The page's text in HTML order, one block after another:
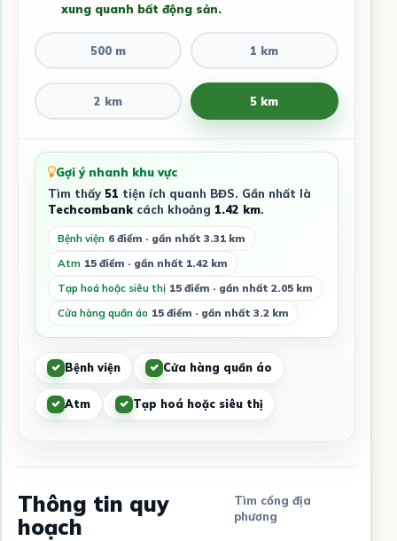
xung quanh bất động sản.
500 m 1 km
2 km 5 km
Gợi ý nhanh khu vực
Tìm thấy 51 tiện ích quanh BĐS. Gần nhất là
Techcombankcách khoảng 1.42 km.
Bệnh viện 6 điểm · gần nhất 3.31 km
Atm 15 điểm · gần nhất 1.42 km
Tạp hoá hoặc siêu thị 15 điểm · gần nhất 2.05 km
Cửa hàng quần áo 15 điểm · gần nhất 3.2 km
Bệnh viện Cửa hàng quần áo
Atm Tạp hoá hoặc siêu thị
Thông tin quy
hoạch
Tìm cổng địa
phương